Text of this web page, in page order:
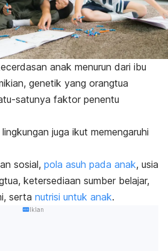
anak menurun dari ibu
genetik yang orangtua
satunya faktor penentu
juga ikut memengaruhi
sosial, pola asuh pada anak, usia
ketersediaan sumber belajar,
serta nutrisi untuk anak.
Iklan